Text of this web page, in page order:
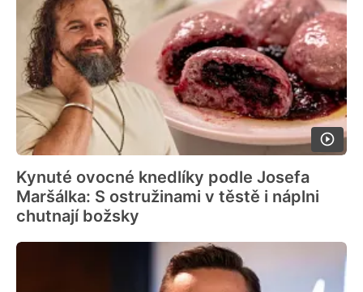
Kynuté ovocné knedlíky podle Josefa
Maršálka: S ostružinami v těstě i náplni
chutnají božsky